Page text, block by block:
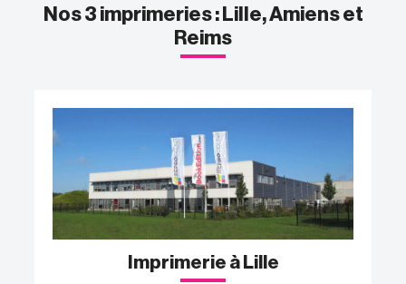
Nos 3 imprimeries : Lille, Amiens et
Reims
Imprimerie à Lille